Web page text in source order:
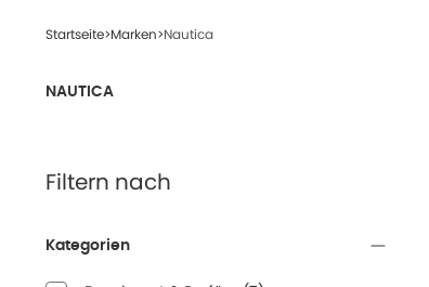
Startseite Marken Nautica
NAUTICA
Filtern nach
Kategorien